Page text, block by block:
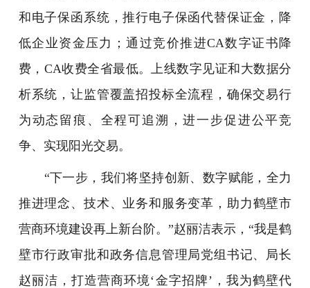
和电子保函系统，推行电子保函代替保证金，降
低企业资金压力；通过竞价推进CA数字证书降
费，CA收费全省最低。上线数字见证和大数据分
析系统，让监管覆盖招投标全流程，确保交易行
为动态留痕、全程可追溯，进一步促进公平竞
争、实现阳光交易。
“下一步，我们将坚持创新、数字赋能，全力
推进理念、技术、业务和服务变革，助力鹤壁市
营商环境建设再上新台阶。”赵丽洁表示，“我是鹤
壁市行政审批和政务信息管理局党组书记、局长
赵丽洁，打造营商环境‘金字招牌’，我为鹤壁代